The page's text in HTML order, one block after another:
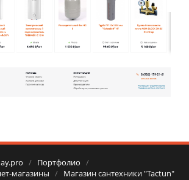
/ Портфолио /
магазины / Магазин сантехники "Tactun"